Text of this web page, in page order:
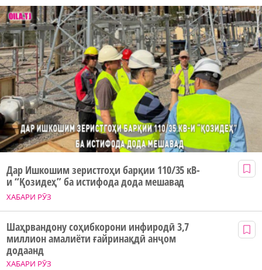
ХАБАРИ РӮЗ
Дар Ишкошим зеристгоҳи барқии 110/35 кВ-
и “Қозидеҳ” ба истифода дода мешавад
ХАБАРИ РӮЗ
Шаҳрвандону соҳибкорони инфиродӣ 3,7
миллион амалиёти ғайринақдӣ анҷом
додаанд